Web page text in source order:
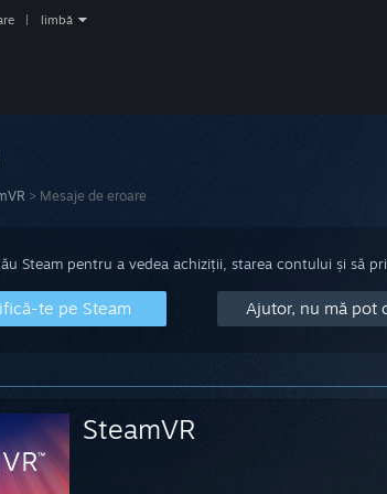
limbă
> Mesaje de eroare
Steam pentru a vedea achiziții, starea contului și să
te pe Steam Ajutor, nu mă pot
SteamVR